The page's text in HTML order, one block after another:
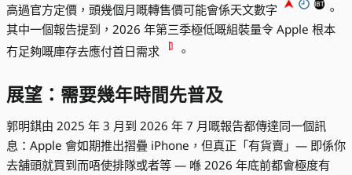
高過官方定價，頭幾個月嘅轉售價可能會係天文數字
。
其中一個報告提到，2026 年第三季極低嘅組裝量令 Apple 根本
冇足夠嘅庫存去應付首日需求
。
展望：需要幾年時間先普及
郭明錤由 2025 年 3 月到 2026 年 7 月嘅報告都傳達同一個訊
息：Apple 會如期推出摺疊 iPhone，但真正「有貨賣」— 即係你
去舖頭就買到而唔使排隊或者等 — 喺 2026 年底前都會極度有